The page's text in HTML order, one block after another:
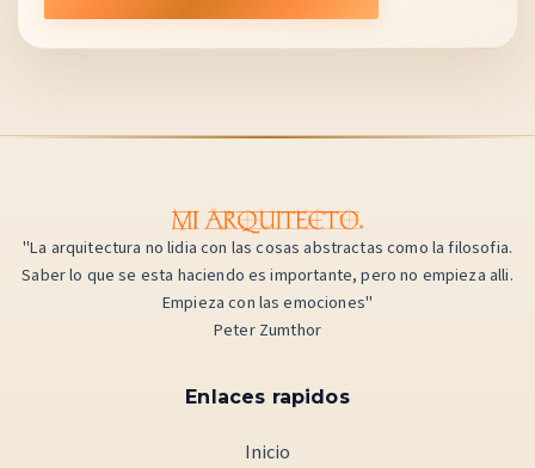
"La arquitectura no lidia con las cosas abstractas como la filosofia.
Saber lo que se esta haciendo es importante, pero no empieza alli.
Empieza con las emociones"
Peter Zumthor
Enlaces rapidos
Inicio